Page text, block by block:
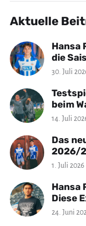
Aktuelle
Hansa
die
30. Juli
beim
14. Juli
Das
2026/
1. Juli 2026
Hansa
Diese
24. Juni